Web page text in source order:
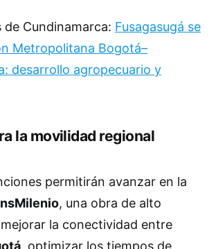
Cundinamarca: Fusagasugá se
Metropolitana Bogotá–
desarrollo agropecuario y
la movilidad regional
permitirán avanzar en la
, una obra de alto
la conectividad entre
, optimizar los tiempos de